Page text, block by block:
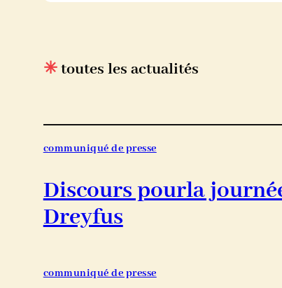
✳toutes les actualités
communiqué de presse
Discours pourla
Dreyfus
communiqué de presse